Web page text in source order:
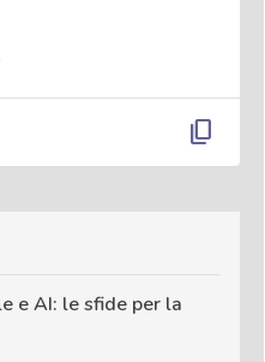
content_copy
e AI: le sfide per la